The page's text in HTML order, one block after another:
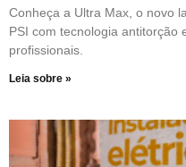
Conheça a Ultra Max, o novo
PSI com tecnologia antitorção
profissionais.
Leia sobre »